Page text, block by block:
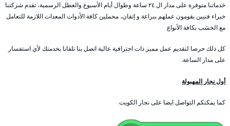
خدماتنا متوفرة على مدار ال ٢٤ ساعة وطوال أيام الأسبوع والعطل الرسمية، تقدم شركتنا
خبراء فنيين يقومون عملهم ببراعة و إتقان، محملين كافة الأدوات المعدات اللازمة للتعامل
مع الخشب بكافة الأنواع
كل ذلك حرصا لتقديم عمل مميز ذات احترافية عالية اتصل بنا تلقانا بخدمتك لأي استفسار
على مدار الساعة.
أول نجار المهبولة
كما يمكنكم التواصل ايضا على نجار الكويت